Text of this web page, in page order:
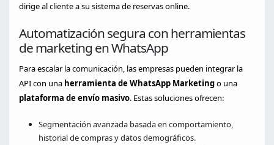
dirige al cliente a su sistema de reservas online.
Automatización segura con herramientas
de marketing en WhatsApp
Para escalar la comunicación, las empresas pueden integrar la
API con una herramienta de WhatsApp Marketingo una
plataforma de envío masivo. Estas soluciones ofrecen:
Segmentación avanzada basada en comportamiento,
historial de compras y datos demográficos.